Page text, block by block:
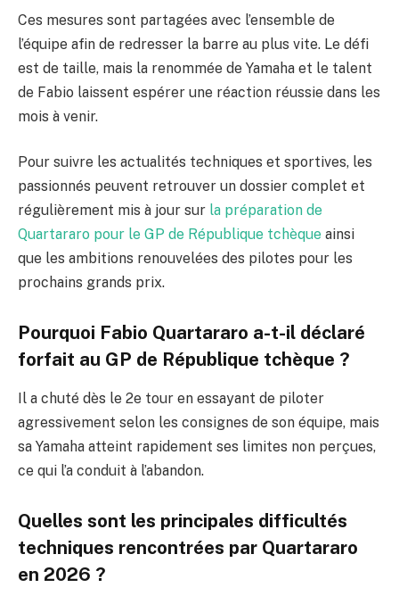
Ces mesures sont partagées avec l’ensemble de
l’équipe afin de redresser la barre au plus vite. Le défi
est de taille, mais la renommée de Yamaha et le talent
de Fabio laissent espérer une réaction réussie dans les
mois à venir.
Pour suivre les actualités techniques et sportives, les
passionnés peuvent retrouver un dossier complet et
régulièrement mis à jour sur la préparation de
Quartararo pour le GP de République tchèque ainsi
que les ambitions renouvelées des pilotes pour les
prochains grands prix.
Pourquoi Fabio Quartararo a-t-il déclaré
forfait au GP de République tchèque ?
Il a chuté dès le 2e tour en essayant de piloter
agressivement selon les consignes de son équipe, mais
sa Yamaha atteint rapidement ses limites non perçues,
ce qui l’a conduit à l’abandon.
Quelles sont les principales difficultés
techniques rencontrées par Quartararo
en 2026 ?